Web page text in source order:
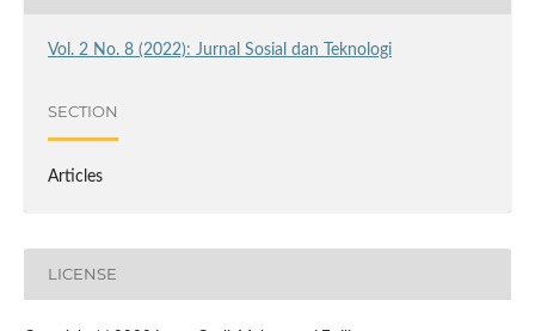
Vol. 2 No. 8 (2022): Jurnal Sosial dan Teknologi
SECTION
Articles
LICENSE